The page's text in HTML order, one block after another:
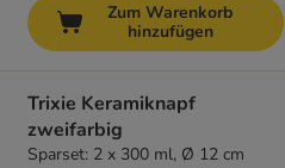
Zum Warenkorb
hinzufügen
Trixie Keramiknapf
zweifarbig
Sparset: 2 x 300 ml, Ø 12 cm